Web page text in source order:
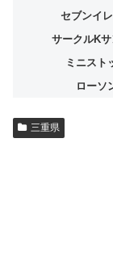
セブンイ
サークルK
ミニスト
ローソ
三重県